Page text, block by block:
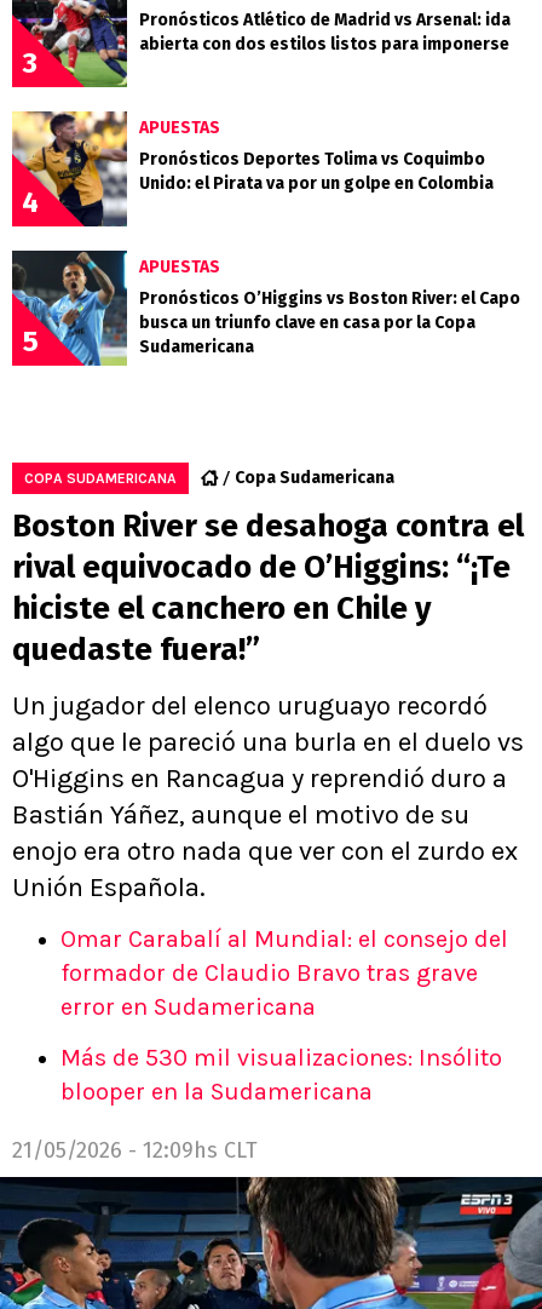
3
Pronósticos Atlético de Madrid vs Arsenal: ida
abierta con dos estilos listos para imponerse
4
APUESTAS
Pronósticos Deportes Tolima vs Coquimbo
Unido: el Pirata va por un golpe en Colombia
5
APUESTAS
Pronósticos O’Higgins vs Boston River: el Capo
busca un triunfo clave en casa por la Copa
Sudamericana
COPA SUDAMERICANA Copa Sudamericana
Boston River se desahoga contra el
rival equivocado de O’Higgins: “¡Te
hiciste el canchero en Chile y
quedaste fuera!”
Un jugador del elenco uruguayo recordó
algo que le pareció una burla en el duelo vs
O'Higgins en Rancagua y reprendió duro a
Bastián Yáñez, aunque el motivo de su
enojo era otro nada que ver con el zurdo ex
Unión Española.
Omar Carabalí al Mundial: el consejo del
formador de Claudio Bravo tras grave
error en Sudamericana
Más de 530 mil visualizaciones: Insólito
blooper en la Sudamericana
21/05/2026 - 12:09hs CLT